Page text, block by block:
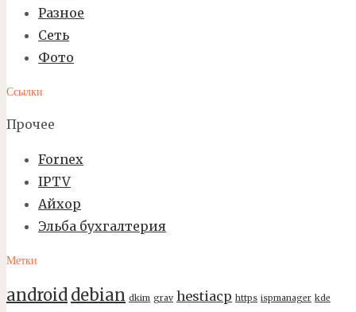
Разное
Сеть
Фото
Ссылки
Прочее
Fornex
IPTV
Айхор
Эльба бухгалтерия
Метки
android debian dkim grav hestiacp https ispmanager kde